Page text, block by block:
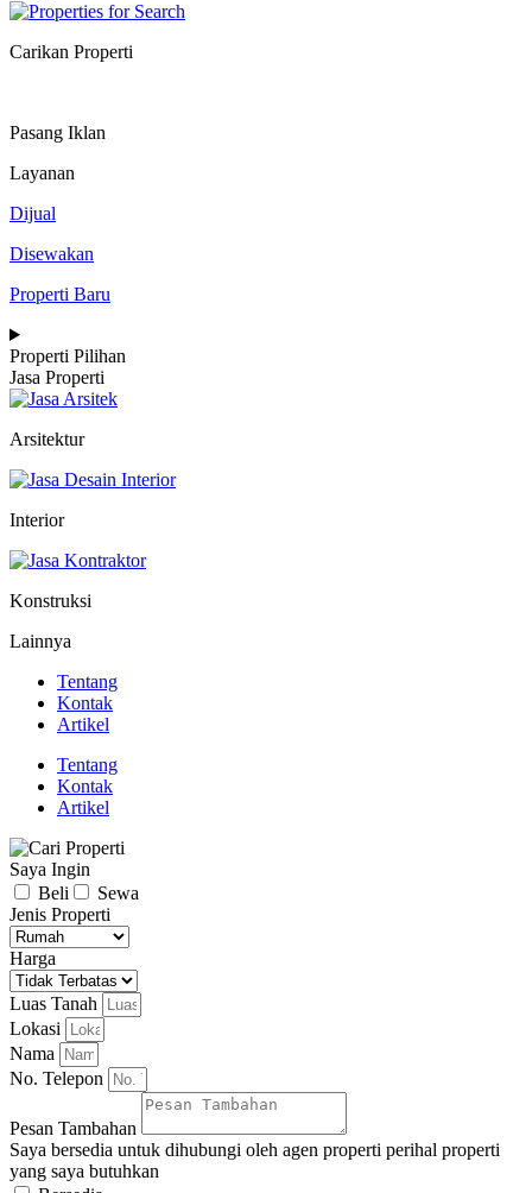
Carikan Properti
Pasang Iklan
Layanan
Dijual
Disewakan
Properti Baru
Properti Pilihan
Jasa Properti
Arsitektur
Interior
Konstruksi
Lainnya
Tentang
Kontak
Artikel
Tentang
Kontak
Artikel
Saya Ingin
Beli
Sewa
Jenis Properti
Harga
Luas Tanah
Lokasi
Nama
No. Telepon
Pesan Tambahan
Saya bersedia untuk dihubungi oleh agen properti perihal properti
yang saya butuhkan